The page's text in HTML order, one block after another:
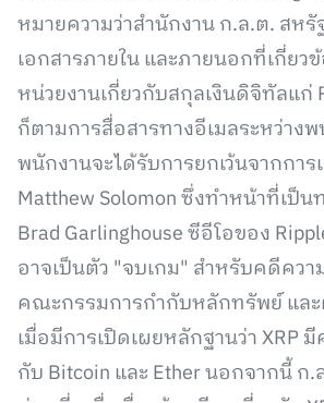
หมายความว่าสำนักงาน ก.ล.ต. สห
เอกสารภายใน และภายนอกที่เกี่ย
หน่วยงานเกี่ยวกับสกุลเงินดิจิทัลแก่
ก็ตามการสื่อสารทางอีเมลระหว่าง
พนักงานจะได้รับการยกเว้นจากกา
Matthew Solomon ซึ่งทำหน้าที่เป็
Brad Garlinghouse ซีอีโอของ
อาจเป็นตัว "จบเกม" สำหรับคดีคว
คณะกรรมการกำกับหลักทรัพย์ แล
เมื่อมีการเปิดเผยหลักฐานว่า XRP
กับ Bitcoin และ Ether นอกจากนี้ ก.